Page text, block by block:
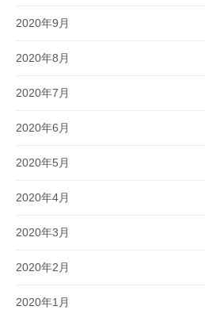
2020年9月
2020年8月
2020年7月
2020年6月
2020年5月
2020年4月
2020年3月
2020年2月
2020年1月